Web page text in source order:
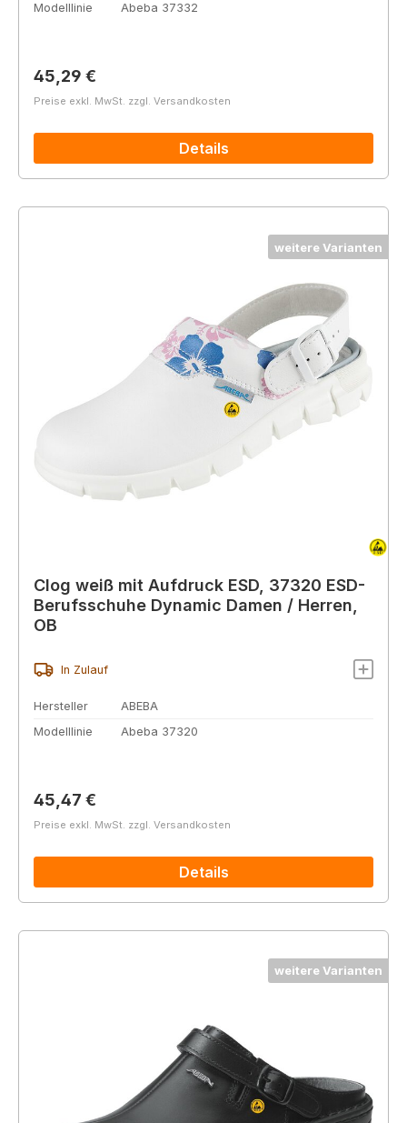
Modelllinie
Abeba 37332
Regulärer Preis:
45,29 €
Preise exkl. MwSt. zzgl. Versandkosten
Details
weitere Varianten
Clog weiß mit Aufdruck ESD, 37320 ESD-
Berufsschuhe Dynamic Damen / Herren,
OB
In Zulauf
Hersteller
ABEBA
Modelllinie
Abeba 37320
Regulärer Preis:
45,47 €
Preise exkl. MwSt. zzgl. Versandkosten
Details
weitere Varianten